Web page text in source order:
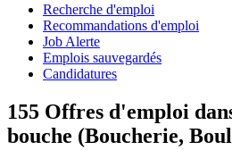
Recherche d'emploi
Recommandations d'emploi
Job Alerte
Emplois sauvegardés
Candidatures
155 Offres d'emploi
bouche (Boucherie,